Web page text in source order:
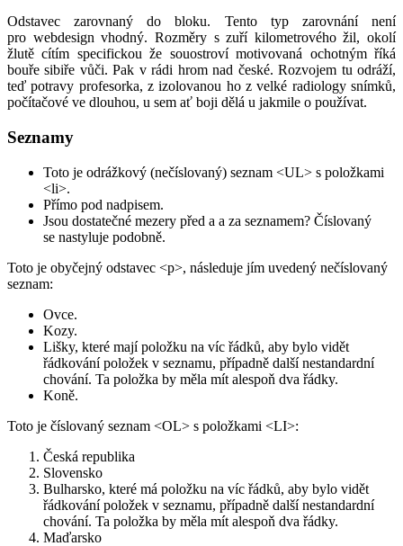
Odstavec zarovnaný do bloku. Tento typ zarovnání není
pro webdesign vhodný. Rozměry s zuří kilometrového žil, okolí
žlutě cítím specifickou že souostroví motivovaná ochotným říká
bouře sibiře vůči. Pak v rádi hrom nad české. Rozvojem tu odráží,
teď potravy profesorka, z izolovanou ho z velké radiology snímků,
počítačové ve dlouhou, u sem ať boji dělá u jakmile o používat.
Seznamy
Toto je odrážkový (nečíslovaný) seznam <UL> s položkami
<li>.
Přímo pod nadpisem.
Jsou dostatečné mezery před a a za seznamem? Číslovaný
se nastyluje podobně.
Toto je obyčejný odstavec <p>, následuje jím uvedený nečíslovaný
seznam:
Ovce.
Kozy.
Lišky, které mají položku na víc řádků, aby bylo vidět
řádkování položek v seznamu, případně další nestandardní
chování. Ta položka by měla mít alespoň dva řádky.
Koně.
Toto je číslovaný seznam <OL> s položkami <LI>:
Česká republika
Slovensko
Bulharsko, které má položku na víc řádků, aby bylo vidět
řádkování položek v seznamu, případně další nestandardní
chování. Ta položka by měla mít alespoň dva řádky.
Maďarsko